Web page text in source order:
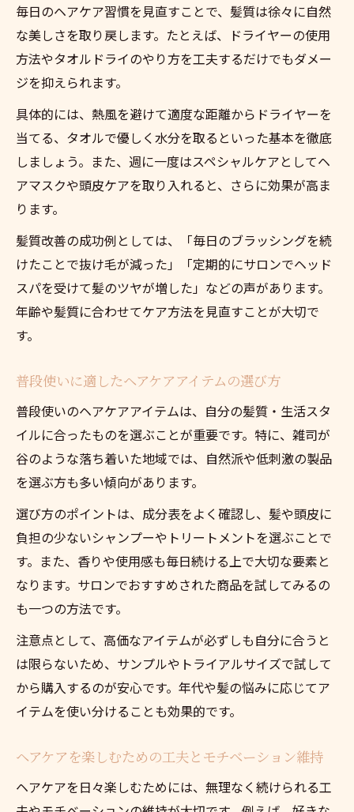
美容師との相性がヘアケアに及ぼす重要性
普段のヘアケアを相談しやすい関係の築き
方
美容師との相性で変わるヘアケア満足度
ヘアケア相談がしやすいサロン選びの基準
年齢や髪質に合う普段のヘアケアまとめ
年齢ごとに変わるヘアケアの考え方と選択
ト
普段から続けやすいヘアケアの実践アイデ
ア
年齢別におすすめしたいヘアケアの工夫
毎日のヘアケア習慣を見直すことで、髪質は徐々に自然
な美しさを取り戻します。たとえば、ドライヤーの使用
方法やタオルドライのやり方を工夫するだけでもダメー
ジを抑えられます。
具体的には、熱風を避けて適度な距離からドライヤーを
当てる、タオルで優しく水分を取るといった基本を徹底
しましょう。また、週に一度はスペシャルケアとしてヘ
アマスクや頭皮ケアを取り入れると、さらに効果が高ま
ります。
髪質改善の成功例としては、「毎日のブラッシングを続
けたことで抜け毛が減った」「定期的にサロンでヘッド
スパを受けて髪のツヤが増した」などの声があります。
年齢や髪質に合わせてケア方法を見直すことが大切で
す。
普段使いに適したヘアケアアイテムの選び方
普段使いのヘアケアアイテムは、自分の髪質・生活スタ
イルに合ったものを選ぶことが重要です。特に、雑司が
谷のような落ち着いた地域では、自然派や低刺激の製品
を選ぶ方も多い傾向があります。
選び方のポイントは、成分表をよく確認し、髪や頭皮に
負担の少ないシャンプーやトリートメントを選ぶことで
す。また、香りや使用感も毎日続ける上で大切な要素と
なります。サロンでおすすめされた商品を試してみるの
も一つの方法です。
注意点として、高価なアイテムが必ずしも自分に合うと
は限らないため、サンプルやトライアルサイズで試して
から購入するのが安心です。年代や髪の悩みに応じてア
イテムを使い分けることも効果的です。
ヘアケアを楽しむための工夫とモチベーション維持
ヘアケアを日々楽しむためには、無理なく続けられる工